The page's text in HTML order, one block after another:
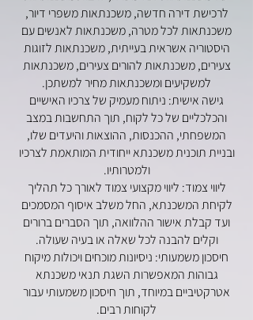
לרכישת דירה חדשה, משכנתאות משפרי דיור,
משכנתאות לכל מטרה, משכנתאות לאנשים עם
היסטוריה אשראית בעייתית, משכנתאות לזוגות
צעירים, משכנתאות להורים צעירים, משכנתאות
למשקיעים ומשכנתאות מחיר למשתכן.
גישה אישית: ניתוח מעמיק של צרכיו האישיים
והכלכליים של כל לקוח, תוך התחשבות במצב
המשפחתי, ההכנסות, ההוצאות והיעדים שלו,
ובניית תוכנית משכנתא ייחודית המותאמת לצרכיו
ולמטרותיו.
ליווי צמוד: ליווי מקצועי צמוד לאורך כל תהליך
לקיחת המשכנתא, החל משלב איסוף המסמכים
ועד קבלת אישור ההלוואה, תוך הסברים ברורים
וקלים להבנה לכל שאלה או בעיה שעולה.
חיסכון משמעותי: ניסיונות מוכחים ויכולות מיקוח
גבוהות המאפשרות השגת תנאי משכנתא
אטרקטיביים במיוחד, תוך חיסכון משמעותי עבור
לקוחות רבים.